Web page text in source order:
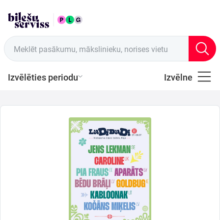
Meklēt pasākumu, mākslinieku, norises vietu
Izvēlēties periodu Izvēlne
LAT Tirdzniecības vietas